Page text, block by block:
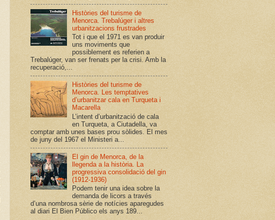
Històries del turisme de
Menorca. Trebalúger i altres
urbanitzacions frustrades
Tot i que el 1971 es van produir
uns moviments que
possiblement es referien a
Trebalúger, van ser frenats per la crisi. Amb la
recuperació,...
Històries del turisme de
Menorca. Les temptatives
d’urbanitzar cala en Turqueta i
Macarella
L’intent d’urbanització de cala
en Turqueta, a Ciutadella, va
comptar amb unes bases prou sòlides. El mes
de juny del 1967 el Ministeri a...
El gin de Menorca, de la
llegenda a la història. La
progressiva consolidació del gin
(1912-1936)
Podem tenir una idea sobre la
demanda de licors a través
d’una nombrosa sèrie de notícies aparegudes
al diari El Bien Público els anys 189...